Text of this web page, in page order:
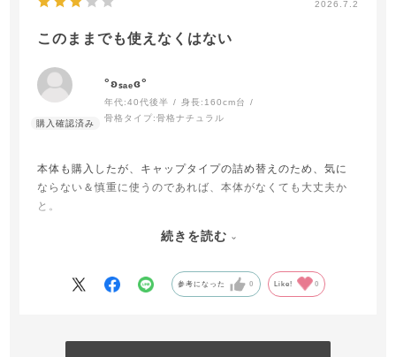
2026.7.2
このままでも使えなくはない
°ʚₛₐₑɞ°
年代:40代後半 身長: 160cm台
骨格タイプ:骨格ナチュラル
本体も購入したが、キャップタイプの詰め替えのため、気に
ならない＆慎重に使うのであれば、本体がなくても大丈夫か
と。
お好きな容れ物(可愛い、使い易い…など)に詰め替えて使うの
続きを読む
参考になった 0 Like! 0